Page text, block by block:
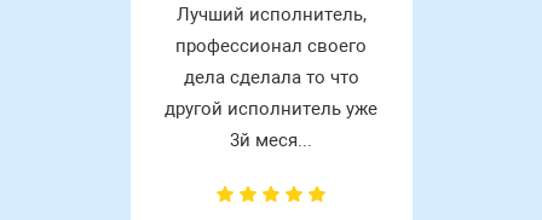
Лучший исполнитель,
профессионал своего
дела сделала то что
другой исполнитель уже
3й меся...